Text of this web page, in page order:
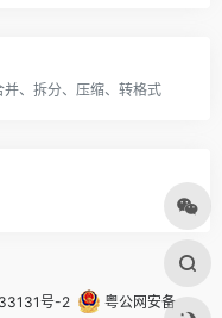
、拆分、压缩、转格式
号-2 粤公网安备